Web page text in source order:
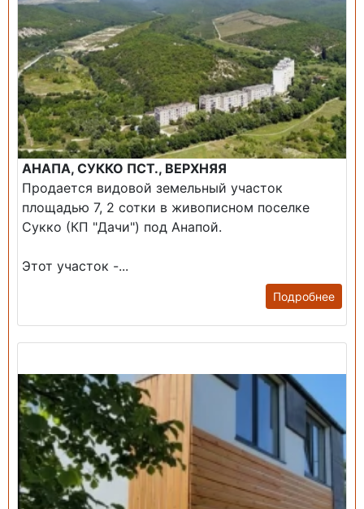
АНАПА, СУККО ПСТ., ВЕРХНЯЯ
Продается видовой земельный участок
площадью 7, 2 сотки в живописном поселке
Сукко (КП "Дачи") под Анапой.
Этот участок -...
Подробнее